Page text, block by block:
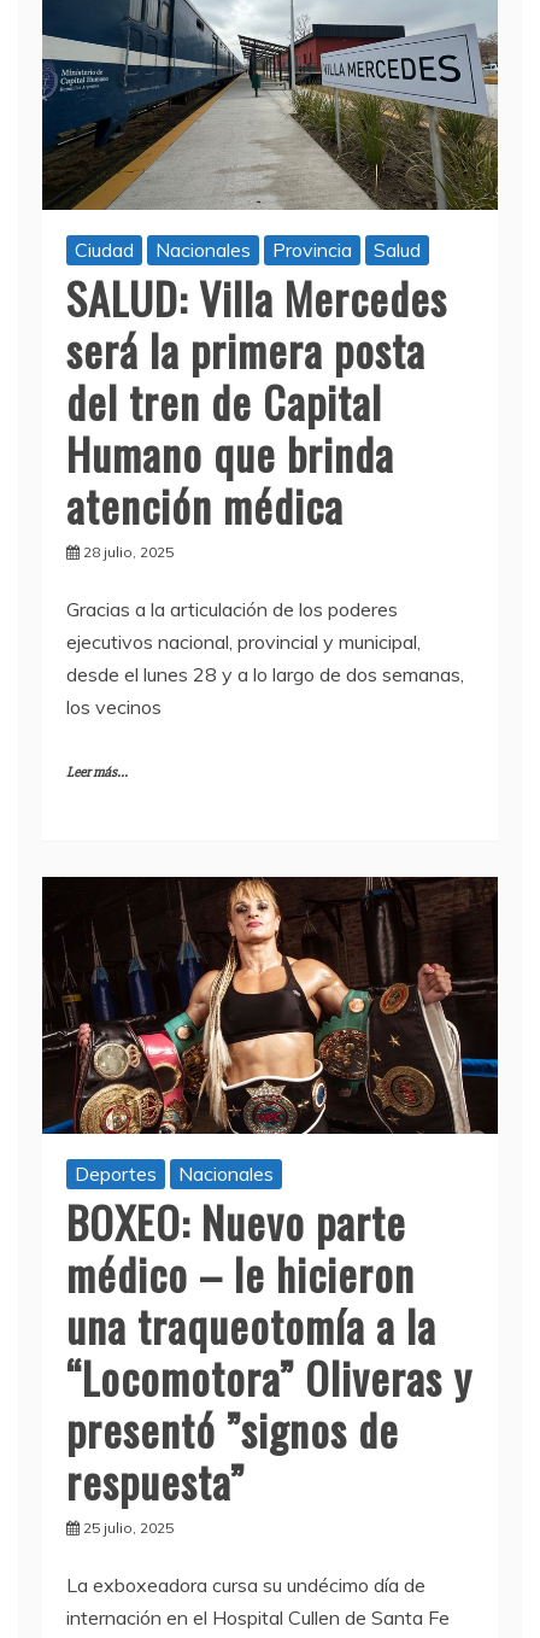
Ciudad Nacionales Provincia Salud
SALUD: Villa Mercedes
será la primera posta
del tren de Capital
Humano que brinda
atención médica
28 julio, 2025
Gracias a la articulación de los poderes
ejecutivos nacional, provincial y municipal,
desde el lunes 28 y a lo largo de dos semanas,
los vecinos
Leer más...
Deportes Nacionales
BOXEO: Nuevo parte
médico – le hicieron
una traqueotomía a la
“Locomotora” Oliveras y
presentó ”signos de
respuesta”
25 julio, 2025
La exboxeadora cursa su undécimo día de
internación en el Hospital Cullen de Santa Fe